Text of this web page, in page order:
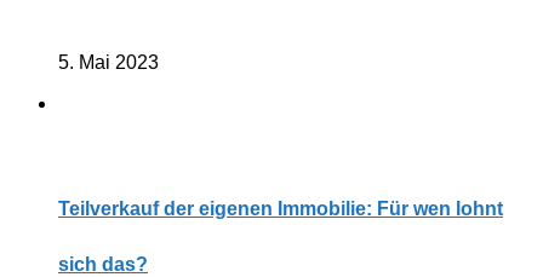
5. Mai 2023
Teilverkauf der eigenen Immobilie: Für wen lohnt
sich das?